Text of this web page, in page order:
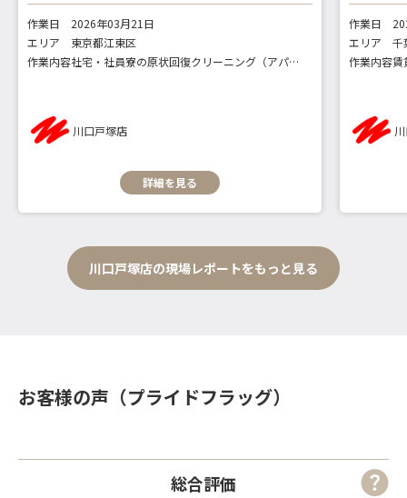
作業日
2026年03月21日
エリア
東京都江東区
作業内容
社宅・社員寮の原状回復クリーニング（アパート：1ルーム）
川口戸塚店
詳細を見る
作業日
エリア
千
作業内容
川口戸塚店の現場レポートをもっと見る
お客様の声（プライドフラッグ）
総合評価